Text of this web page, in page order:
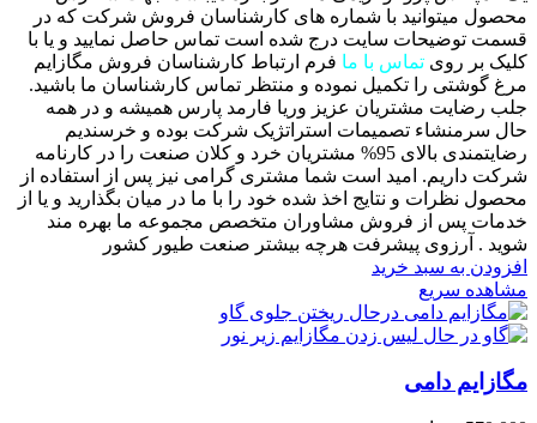
محصول میتوانید با شماره های کارشناسان فروش شرکت که در
قسمت توضیحات سایت درج شده است تماس حاصل نمایید و یا با
کلیک بر روی تماس با ما فرم ارتباط کارشناسان فروش مگازایم
مرغ گوشتی را تکمیل نموده و منتظر تماس کارشناسان ما باشید.
جلب رضایت مشتریان عزیز وریا فارمد پارس همیشه و در همه
حال سرمنشاء تصمیمات استراتژیک شرکت بوده و خرسندیم
رضایتمندی بالای 95% مشتریان خرد و کلان صنعت را در کارنامه
شرکت داریم. امید است شما مشتری گرامی نیز پس از استفاده از
محصول نظرات و نتایج اخذ شده خود را با ما در میان بگذارید و یا از
خدمات پس از فروش مشاوران متخصص مجموعه ما بهره مند
شوید . آرزوی پیشرفت هرچه بیشتر صنعت طیور کشور
افزودن به سبد خرید
مشاهده سریع
مگازایم دامی